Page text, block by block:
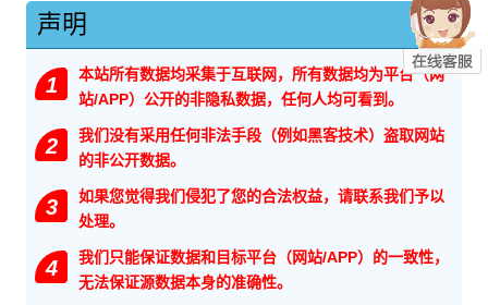
声明
1
本站所有数据均采集于互联网，所有数据均为平台（网
站/APP）公开的非隐私数据，任何人均可看到。
2
我们没有采用任何非法手段（例如黑客技术）盗取网站
的非公开数据。
3
如果您觉得我们侵犯了您的合法权益，请联系我们予以
处理。
4
我们只能保证数据和目标平台（网站/APP）的一致性，
无法保证源数据本身的准确性。